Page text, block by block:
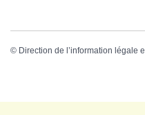
© Direction de l’information légale